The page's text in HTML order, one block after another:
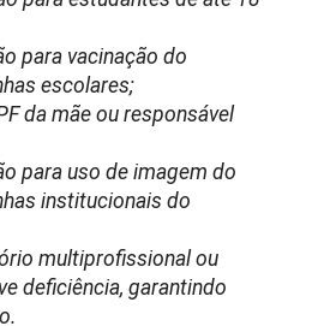
para vacinação do
escolares;
da mãe ou responsável
para uso de imagem do
institucionais do
multiprofissional ou
deficiência, garantindo